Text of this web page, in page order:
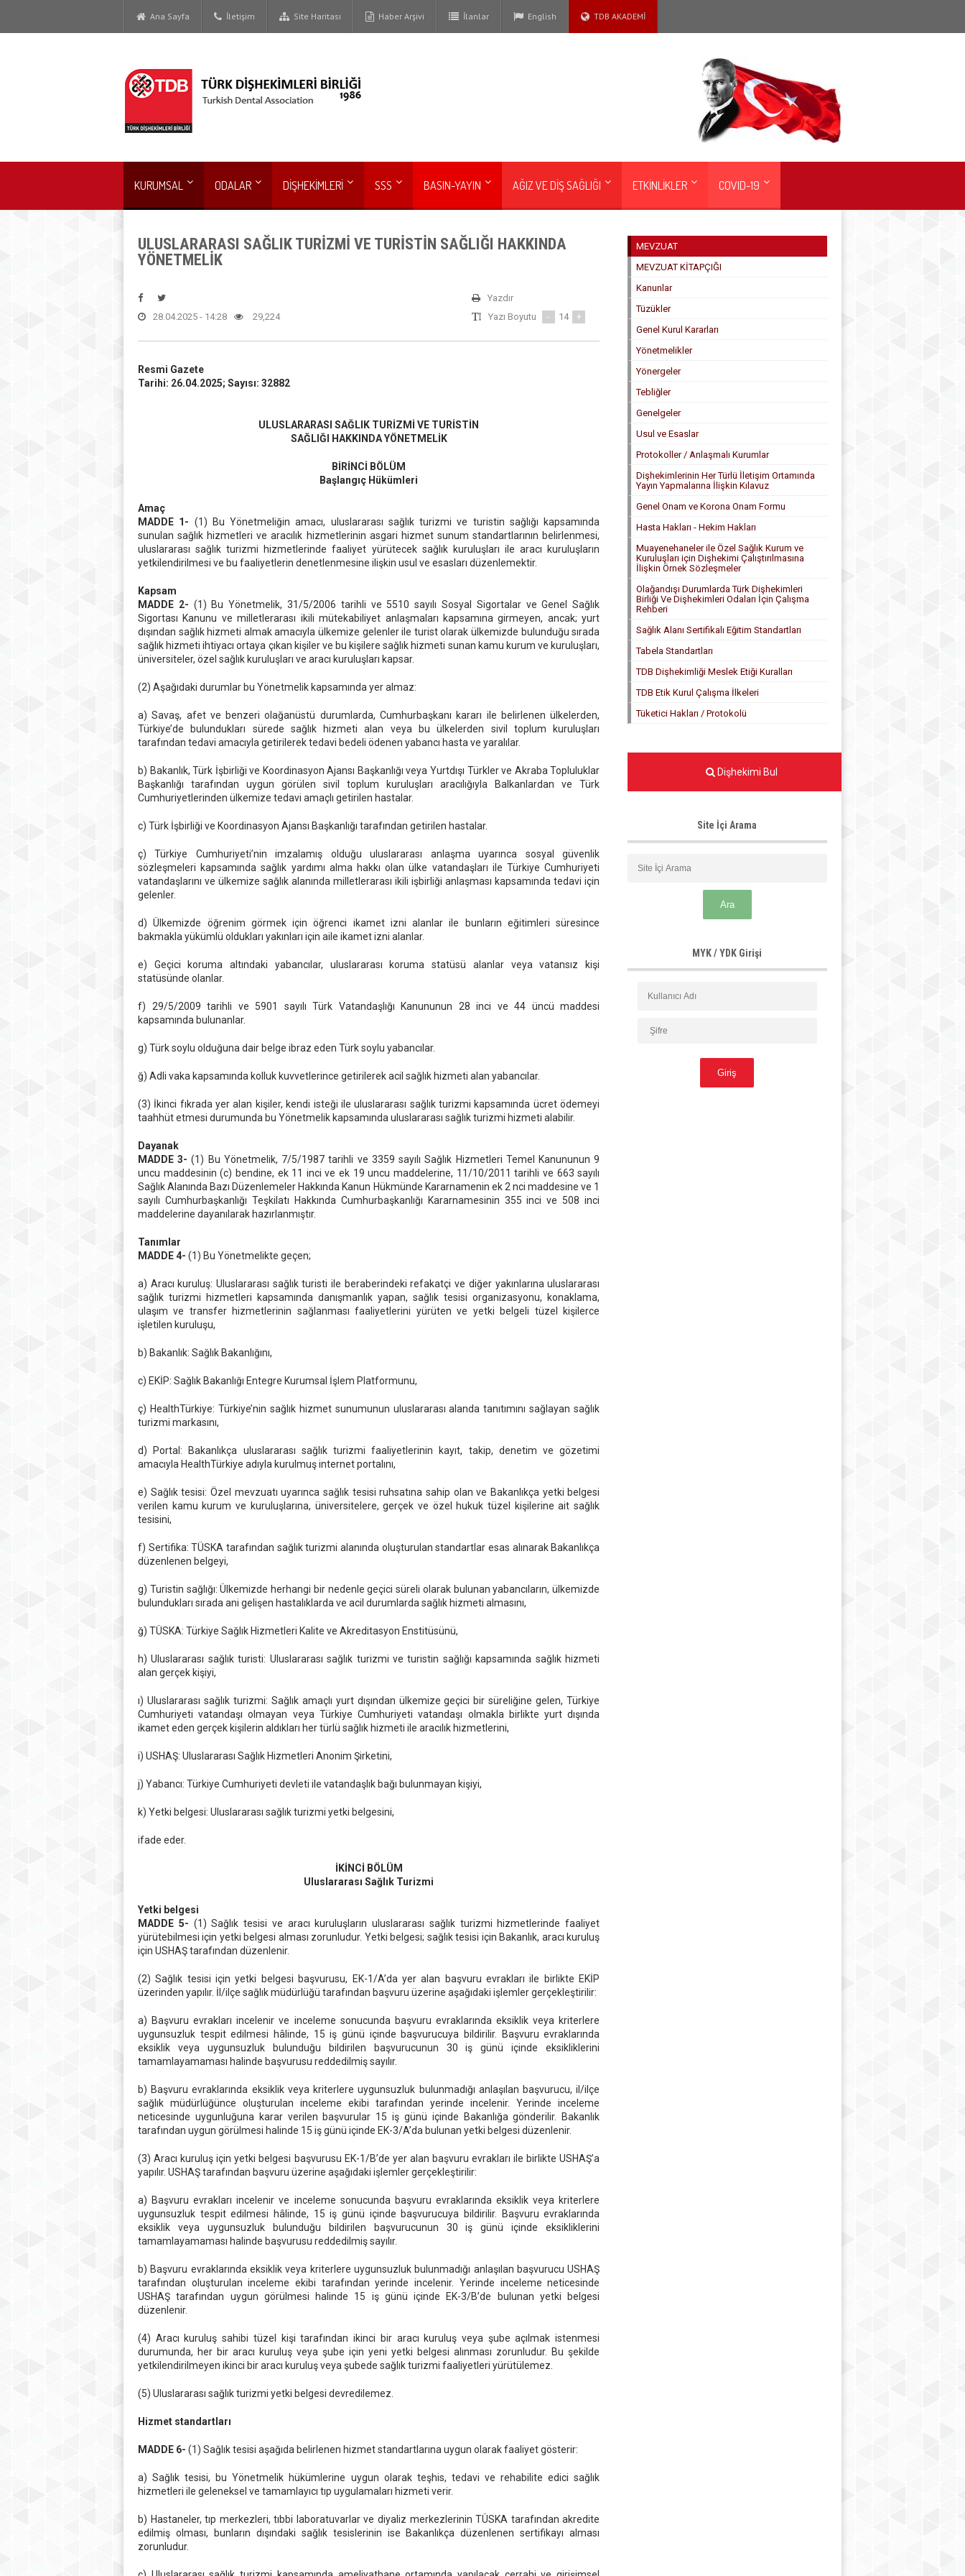
Ana Sayfa İletişim Site Haritası Haber Arşivi İlanlar English TDB AKADEMİ
KURUMSAL ODALAR DİŞHEKİMLERİ SSS BASIN-YAYIN AĞIZ VE DİŞ SAĞLIĞI ETKİNLİKLER COVID-19
ULUSLARARASI SAĞLIK TURİZMİ VE TURİSTİN SAĞLIĞI HAKKINDA
YÖNETMELİK
Yazdır
Yazı Boyutu
- 14 +
28.04.2025 - 14:28 29,224
Resmi Gazete
Tarihi: 26.04.2025; Sayısı: 32882
ULUSLARARASI SAĞLIK TURİZMİ VE TURİSTİN
SAĞLIĞI HAKKINDA YÖNETMELİK
BİRİNCİ BÖLÜM
Başlangıç Hükümleri
Amaç
MADDE 1- (1) Bu Yönetmeliğin amacı, uluslararası sağlık turizmi ve turistin sağlığı kapsamında
sunulan sağlık hizmetleri ve aracılık hizmetlerinin asgari hizmet sunum standartlarının belirlenmesi,
uluslararası sağlık turizmi hizmetlerinde faaliyet yürütecek sağlık kuruluşları ile aracı kuruluşların
yetkilendirilmesi ve bu faaliyetlerin denetlenmesine ilişkin usul ve esasları düzenlemektir.
Kapsam
MADDE 2- (1) Bu Yönetmelik, 31/5/2006 tarihli ve 5510 sayılı Sosyal Sigortalar ve Genel Sağlık
Sigortası Kanunu ve milletlerarası ikili mütekabiliyet anlaşmaları kapsamına girmeyen, ancak; yurt
dışından sağlık hizmeti almak amacıyla ülkemize gelenler ile turist olarak ülkemizde bulunduğu sırada
sağlık hizmeti ihtiyacı ortaya çıkan kişiler ve bu kişilere sağlık hizmeti sunan kamu kurum ve kuruluşları,
üniversiteler, özel sağlık kuruluşları ve aracı kuruluşları kapsar.
(2) Aşağıdaki durumlar bu Yönetmelik kapsamında yer almaz:
a) Savaş, afet ve benzeri olağanüstü durumlarda, Cumhurbaşkanı kararı ile belirlenen ülkelerden,
Türkiye’de bulundukları sürede sağlık hizmeti alan veya bu ülkelerden sivil toplum kuruluşları
tarafından tedavi amacıyla getirilerek tedavi bedeli ödenen yabancı hasta ve yaralılar.
b) Bakanlık, Türk İşbirliği ve Koordinasyon Ajansı Başkanlığı veya Yurtdışı Türkler ve Akraba Topluluklar
Başkanlığı tarafından uygun görülen sivil toplum kuruluşları aracılığıyla Balkanlardan ve Türk
Cumhuriyetlerinden ülkemize tedavi amaçlı getirilen hastalar.
c) Türk İşbirliği ve Koordinasyon Ajansı Başkanlığı tarafından getirilen hastalar.
ç) Türkiye Cumhuriyeti’nin imzalamış olduğu uluslararası anlaşma uyarınca sosyal güvenlik
sözleşmeleri kapsamında sağlık yardımı alma hakkı olan ülke vatandaşları ile Türkiye Cumhuriyeti
vatandaşlarını ve ülkemize sağlık alanında milletlerarası ikili işbirliği anlaşması kapsamında tedavi için
gelenler.
d) Ülkemizde öğrenim görmek için öğrenci ikamet izni alanlar ile bunların eğitimleri süresince
bakmakla yükümlü oldukları yakınları için aile ikamet izni alanlar.
e) Geçici koruma altındaki yabancılar, uluslararası koruma statüsü alanlar veya vatansız kişi
statüsünde olanlar.
f) 29/5/2009 tarihli ve 5901 sayılı Türk Vatandaşlığı Kanununun 28 inci ve 44 üncü maddesi
kapsamında bulunanlar.
g) Türk soylu olduğuna dair belge ibraz eden Türk soylu yabancılar.
ğ) Adli vaka kapsamında kolluk kuvvetlerince getirilerek acil sağlık hizmeti alan yabancılar.
(3) İkinci fıkrada yer alan kişiler, kendi isteği ile uluslararası sağlık turizmi kapsamında ücret ödemeyi
taahhüt etmesi durumunda bu Yönetmelik kapsamında uluslararası sağlık turizmi hizmeti alabilir.
Dayanak
MADDE 3- (1) Bu Yönetmelik, 7/5/1987 tarihli ve 3359 sayılı Sağlık Hizmetleri Temel Kanununun 9
uncu maddesinin (c) bendine, ek 11 inci ve ek 19 uncu maddelerine, 11/10/2011 tarihli ve 663 sayılı
Sağlık Alanında Bazı Düzenlemeler Hakkında Kanun Hükmünde Kararnamenin ek 2 nci maddesine ve 1
sayılı Cumhurbaşkanlığı Teşkilatı Hakkında Cumhurbaşkanlığı Kararnamesinin 355 inci ve 508 inci
maddelerine dayanılarak hazırlanmıştır.
Tanımlar
MADDE 4- (1) Bu Yönetmelikte geçen;
a) Aracı kuruluş: Uluslararası sağlık turisti ile beraberindeki refakatçi ve diğer yakınlarına uluslararası
sağlık turizmi hizmetleri kapsamında danışmanlık yapan, sağlık tesisi organizasyonu, konaklama,
ulaşım ve transfer hizmetlerinin sağlanması faaliyetlerini yürüten ve yetki belgeli tüzel kişilerce
işletilen kuruluşu,
b) Bakanlık: Sağlık Bakanlığını,
c) EKİP: Sağlık Bakanlığı Entegre Kurumsal İşlem Platformunu,
ç) HealthTürkiye: Türkiye’nin sağlık hizmet sunumunun uluslararası alanda tanıtımını sağlayan sağlık
turizmi markasını,
d) Portal: Bakanlıkça uluslararası sağlık turizmi faaliyetlerinin kayıt, takip, denetim ve gözetimi
amacıyla HealthTürkiye adıyla kurulmuş internet portalını,
e) Sağlık tesisi: Özel mevzuatı uyarınca sağlık tesisi ruhsatına sahip olan ve Bakanlıkça yetki belgesi
verilen kamu kurum ve kuruluşlarına, üniversitelere, gerçek ve özel hukuk tüzel kişilerine ait sağlık
tesisini,
f) Sertifika: TÜSKA tarafından sağlık turizmi alanında oluşturulan standartlar esas alınarak Bakanlıkça
düzenlenen belgeyi,
g) Turistin sağlığı: Ülkemizde herhangi bir nedenle geçici süreli olarak bulunan yabancıların, ülkemizde
bulundukları sırada ani gelişen hastalıklarda ve acil durumlarda sağlık hizmeti almasını,
ğ) TÜSKA: Türkiye Sağlık Hizmetleri Kalite ve Akreditasyon Enstitüsünü,
h) Uluslararası sağlık turisti: Uluslararası sağlık turizmi ve turistin sağlığı kapsamında sağlık hizmeti
alan gerçek kişiyi,
ı) Uluslararası sağlık turizmi: Sağlık amaçlı yurt dışından ülkemize geçici bir süreliğine gelen, Türkiye
Cumhuriyeti vatandaşı olmayan veya Türkiye Cumhuriyeti vatandaşı olmakla birlikte yurt dışında
ikamet eden gerçek kişilerin aldıkları her türlü sağlık hizmeti ile aracılık hizmetlerini,
i) USHAŞ: Uluslararası Sağlık Hizmetleri Anonim Şirketini,
j) Yabancı: Türkiye Cumhuriyeti devleti ile vatandaşlık bağı bulunmayan kişiyi,
k) Yetki belgesi: Uluslararası sağlık turizmi yetki belgesini,
ifade eder.
İKİNCİ BÖLÜM
Uluslararası Sağlık Turizmi
Yetki belgesi
MADDE 5- (1) Sağlık tesisi ve aracı kuruluşların uluslararası sağlık turizmi hizmetlerinde faaliyet
yürütebilmesi için yetki belgesi alması zorunludur. Yetki belgesi; sağlık tesisi için Bakanlık, aracı kuruluş
için USHAŞ tarafından düzenlenir.
(2) Sağlık tesisi için yetki belgesi başvurusu, EK-1/A’da yer alan başvuru evrakları ile birlikte EKİP
üzerinden yapılır. İl/ilçe sağlık müdürlüğü tarafından başvuru üzerine aşağıdaki işlemler gerçekleştirilir:
a) Başvuru evrakları incelenir ve inceleme sonucunda başvuru evraklarında eksiklik veya kriterlere
uygunsuzluk tespit edilmesi hâlinde, 15 iş günü içinde başvurucuya bildirilir. Başvuru evraklarında
eksiklik veya uygunsuzluk bulunduğu bildirilen başvurucunun 30 iş günü içinde eksikliklerini
tamamlayamaması halinde başvurusu reddedilmiş sayılır.
b) Başvuru evraklarında eksiklik veya kriterlere uygunsuzluk bulunmadığı anlaşılan başvurucu, il/ilçe
sağlık müdürlüğünce oluşturulan inceleme ekibi tarafından yerinde incelenir. Yerinde inceleme
neticesinde uygunluğuna karar verilen başvurular 15 iş günü içinde Bakanlığa gönderilir. Bakanlık
tarafından uygun görülmesi halinde 15 iş günü içinde EK-3/A’da bulunan yetki belgesi düzenlenir.
(3) Aracı kuruluş için yetki belgesi başvurusu EK-1/B’de yer alan başvuru evrakları ile birlikte USHAŞ’a
yapılır. USHAŞ tarafından başvuru üzerine aşağıdaki işlemler gerçekleştirilir:
a) Başvuru evrakları incelenir ve inceleme sonucunda başvuru evraklarında eksiklik veya kriterlere
uygunsuzluk tespit edilmesi hâlinde, 15 iş günü içinde başvurucuya bildirilir. Başvuru evraklarında
eksiklik veya uygunsuzluk bulunduğu bildirilen başvurucunun 30 iş günü içinde eksikliklerini
tamamlayamaması halinde başvurusu reddedilmiş sayılır.
b) Başvuru evraklarında eksiklik veya kriterlere uygunsuzluk bulunmadığı anlaşılan başvurucu USHAŞ
tarafından oluşturulan inceleme ekibi tarafından yerinde incelenir. Yerinde inceleme neticesinde
USHAŞ tarafından uygun görülmesi halinde 15 iş günü içinde EK-3/B’de bulunan yetki belgesi
düzenlenir.
(4) Aracı kuruluş sahibi tüzel kişi tarafından ikinci bir aracı kuruluş veya şube açılmak istenmesi
durumunda, her bir aracı kuruluş veya şube için yeni yetki belgesi alınması zorunludur. Bu şekilde
yetkilendirilmeyen ikinci bir aracı kuruluş veya şubede sağlık turizmi faaliyetleri yürütülemez.
(5) Uluslararası sağlık turizmi yetki belgesi devredilemez.
Hizmet standartları
MADDE 6- (1) Sağlık tesisi aşağıda belirlenen hizmet standartlarına uygun olarak faaliyet gösterir:
a) Sağlık tesisi, bu Yönetmelik hükümlerine uygun olarak teşhis, tedavi ve rehabilite edici sağlık
hizmetleri ile geleneksel ve tamamlayıcı tıp uygulamaları hizmeti verir.
b) Hastaneler, tıp merkezleri, tıbbi laboratuvarlar ve diyaliz merkezlerinin TÜSKA tarafından akredite
edilmiş olması, bunların dışındaki sağlık tesislerinin ise Bakanlıkça düzenlenen sertifikayı alması
zorunludur.
MEVZUAT
MEVZUAT KİTAPÇIĞI
Kanunlar
Tüzükler
Genel Kurul Kararları
Yönetmelikler
Yönergeler
Tebliğler
Genelgeler
Usul ve Esaslar
Protokoller / Anlaşmalı Kurumlar
Dişhekimlerinin Her Türlü İletişim Ortamında
Yayın Yapmalarına İlişkin Kılavuz
Genel Onam ve Korona Onam Formu
Hasta Hakları - Hekim Hakları
Muayenehaneler ile Özel Sağlık Kurum ve
Kuruluşları için Dişhekimi Çalıştırılmasına
İlişkin Örnek Sözleşmeler
Olağandışı Durumlarda Türk Dişhekimleri
Birliği Ve Dişhekimleri Odaları İçin Çalışma
Rehberi
Sağlık Alanı Sertifikalı Eğitim Standartları
Tabela Standartları
TDB Dişhekimliği Meslek Etiği Kuralları
TDB Etik Kurul Çalışma İlkeleri
Tüketici Hakları / Protokolü
Dişhekimi Bul
Site İçi Arama
MYK / YDK Girişi